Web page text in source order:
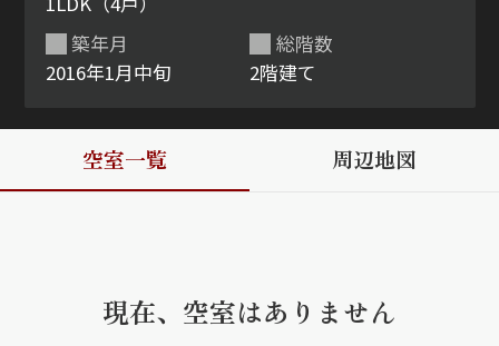
ルームツアー 動画ギャラリー
シャーメゾンショップを探す
築年月
2016年1月中旬
総階数
2階建て
空室一覧 周辺地図
現在、空室はありません